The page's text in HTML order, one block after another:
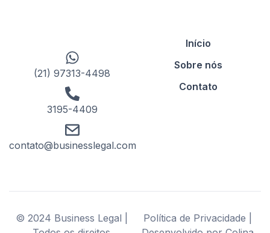
(21) 97313-4498
3195-4409
contato@businesslegal.com
Início
Sobre nós
Contato
© 2024 Business Legal |
Política de Privacidade |